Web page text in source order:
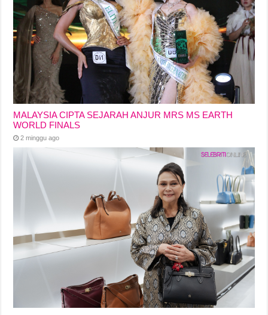
MALAYSIA CIPTA SEJARAH ANJUR MRS MS EARTH
WORLD FINALS
2 minggu ago